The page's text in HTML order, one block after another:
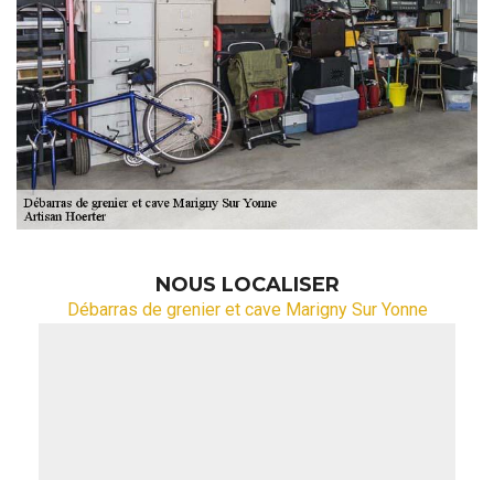
NOUS LOCALISER
Débarras de grenier et cave Marigny Sur Yonne